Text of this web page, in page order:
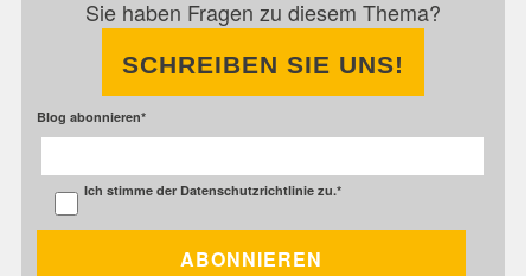
Sie haben Fragen zu diesem Thema?
SCHREIBEN SIE UNS!
Blog abonnieren*
Ich stimme der Datenschutzrichtlinie zu.*